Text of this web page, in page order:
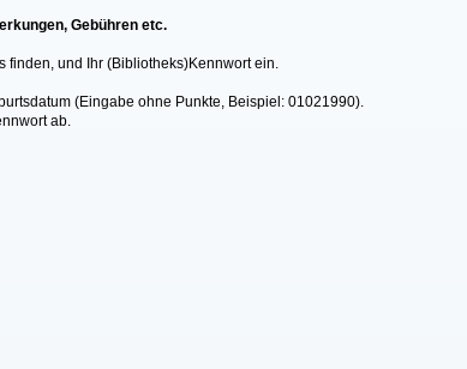
Gebühren etc.
finden, und Ihr (Bibliotheks)Kennwort ein.
(Eingabe ohne Punkte, Beispiel: 01021990).
ab.